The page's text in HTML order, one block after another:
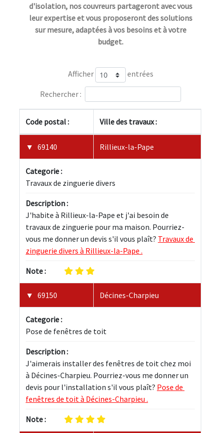
d'isolation, nos couvreurs partageront avec vous
leur expertise et vous proposeront des solutions
sur mesure, adaptées à vos besoins et à votre
budget.
Afficher entrées
Rechercher :
Code postal : Ville des travaux :
69140 Rillieux-la-Pape
Categorie :
Travaux de zinguerie divers
Description :
J'habite à Rillieux-la-Pape et j'ai besoin de
travaux de zinguerie pour ma maison. Pourriez-
vous me donner un devis s'il vous plaît? Travaux de
zinguerie divers à Rillieux-la-Pape .
Note :
69150 Décines-Charpieu
Categorie :
Pose de fenêtres de toit
Description :
J'aimerais installer des fenêtres de toit chez moi
à Décines-Charpieu. Pourriez-vous me donner un
devis pour l'installation s'il vous plaît? Pose de
fenêtres de toit à Décines-Charpieu .
Note :